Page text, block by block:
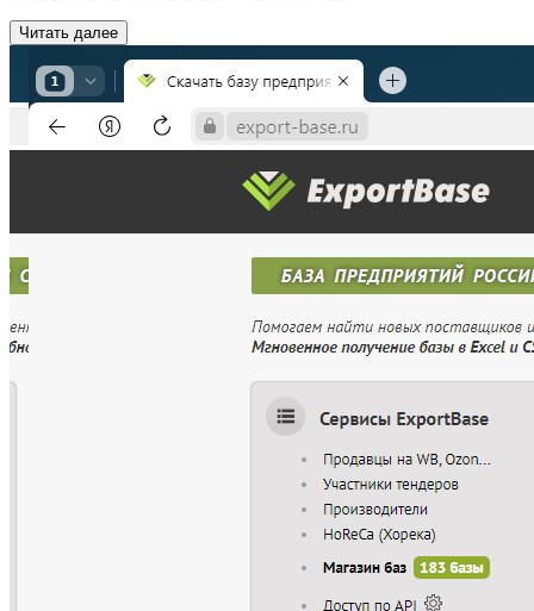
Читать далее